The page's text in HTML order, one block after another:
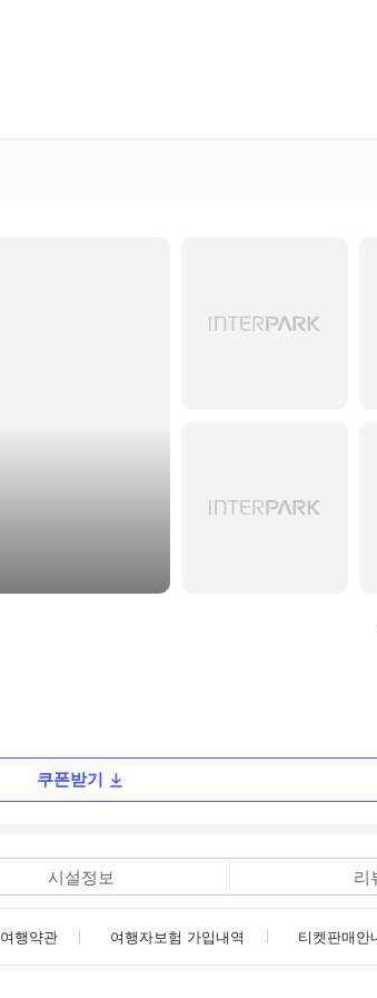
쿠폰받기
시설정보 리
여행약관 여행자보험 가입내역 티켓판매안